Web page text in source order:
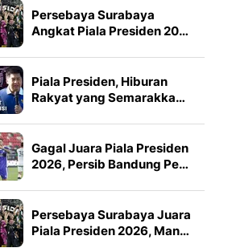
Persebaya Surabaya
Angkat Piala Presiden 20…
Piala Presiden, Hiburan
Rakyat yang Semarakka…
Gagal Juara Piala Presiden
2026, Persib Bandung Pe…
Persebaya Surabaya Juara
Piala Presiden 2026, Man…